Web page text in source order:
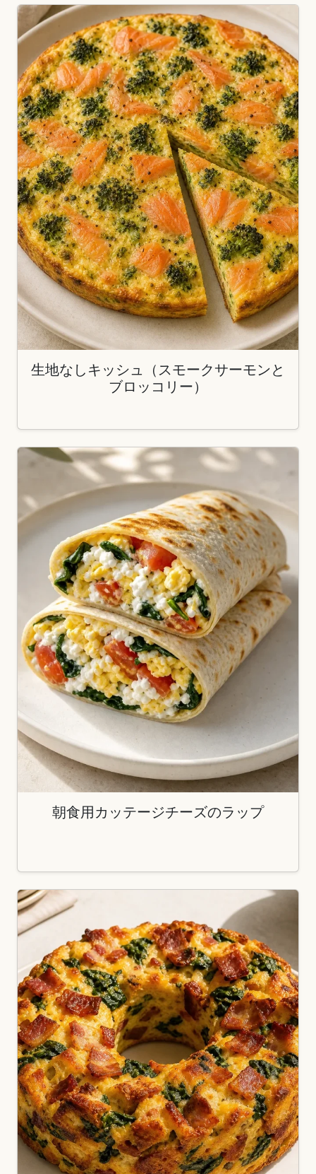
生地なしキッシュ（スモークサーモンと
ブロッコリー）
朝食用カッテージチーズのラップ